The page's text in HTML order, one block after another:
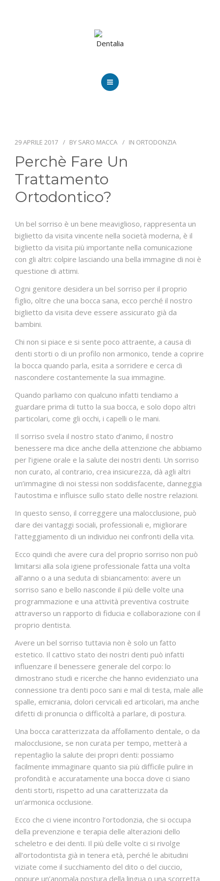
PRESTAZIONI
BLOG
PUBBLICAZIONI
CONTATTI
29 APRILE 2017 BY SARO MACCA IN ORTODONZIA
Perchè Fare Un
Trattamento
Ortodontico?
Un bel sorriso è un bene meaviglioso, rappresenta un
biglietto da visita vincente nella società moderna, è il
biglietto da visita più importante nella comunicazione
con gli altri: colpire lasciando una bella immagine di noi è
questione di attimi.
Ogni genitore desidera un bel sorriso per il proprio
figlio, oltre che una bocca sana, ecco perché il nostro
biglietto da visita deve essere assicurato già da
bambini.
Chi non si piace e si sente poco attraente, a causa di
denti storti o di un profilo non armonico, tende a coprire
la bocca quando parla, esita a sorridere e cerca di
nascondere costantemente la sua immagine.
Quando parliamo con qualcuno infatti tendiamo a
guardare prima di tutto la sua bocca, e solo dopo altri
particolari, come gli occhi, i capelli o le mani.
Il sorriso svela il nostro stato d’animo, il nostro
benessere ma dice anche della attenzione che abbiamo
per l’igiene orale e la salute dei nostri denti. Un sorriso
non curato, al contrario, crea insicurezza, dà agli altri
un’immagine di noi stessi non soddisfacente, danneggia
l’autostima e influisce sullo stato delle nostre relazioni.
In questo senso, il correggere una malocclusione, può
dare dei vantaggi sociali, professionali e, migliorare
l'atteggiamento di un individuo nei confronti della vita.
Ecco quindi che avere cura del proprio sorriso non può
limitarsi alla sola igiene professionale fatta una volta
all’anno o a una seduta di sbiancamento: avere un
sorriso sano e bello nasconde il più delle volte una
programmazione e una attività preventiva costruite
attraverso un rapporto di fiducia e collaborazione con il
proprio dentista.
Avere un bel sorriso tuttavia non è solo un fatto
estetico. Il cattivo stato dei nostri denti può infatti
influenzare il benessere generale del corpo: lo
dimostrano studi e ricerche che hanno evidenziato una
connessione tra denti poco sani e mal di testa, male alle
spalle, emicrania, dolori cervicali ed articolari, ma anche
difetti di pronuncia o difficoltà a parlare, di postura.
Una bocca caratterizzata da affollamento dentale, o da
malocclusione, se non curata per tempo, metterà a
repentaglio la salute dei propri denti: possiamo
facilmente immaginare quanto sia più difficile pulire in
profondità e accuratamente una bocca dove ci siano
denti storti, rispetto ad una caratterizzata da
un’armonica occlusione.
Ecco che ci viene incontro l’ortodonzia, che si occupa
della prevenzione e terapia delle alterazioni dello
scheletro e dei denti. Il più delle volte ci si rivolge
all’ortodontista già in tenera età, perché le abitudini
viziate come il succhiamento del dito o del ciuccio,
oppure un’anomala postura della lingua o una scorretta